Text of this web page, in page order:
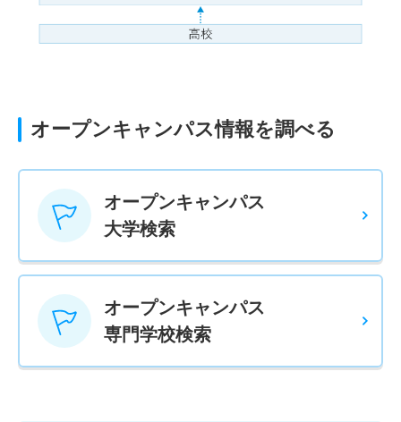
オープンキャンパス情報を調べる
オープンキャンパス
大学検索
オープンキャンパス
専門学校検索